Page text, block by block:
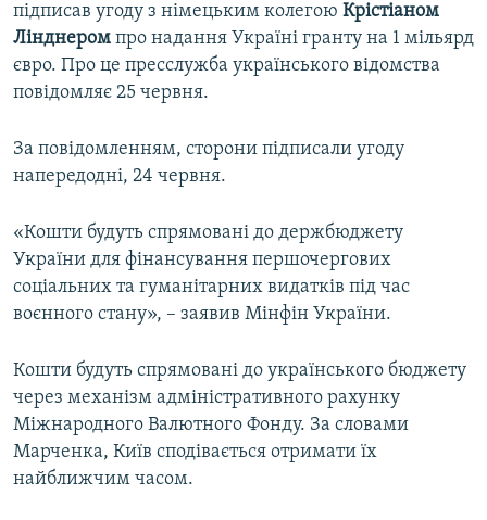
Усі сайти RFE/RL
підписав угоду з німецьким колегою Крістіаном
Лінднером про надання Україні гранту на 1 мільярд
євро. Про це пресслужба українського відомства
повідомляє 25 червня.
За повідомленням, сторони підписали угоду
напередодні, 24 червня.
«Кошти будуть спрямовані до держбюджету
України для фінансування першочергових
соціальних та гуманітарних видатків під час
воєнного стану», – заявив Мінфін України.
Кошти будуть спрямовані до українського бюджету
через механізм адміністративного рахунку
Міжнародного Валютного Фонду. За словами
Марченка, Київ сподівається отримати їх
найближчим часом.